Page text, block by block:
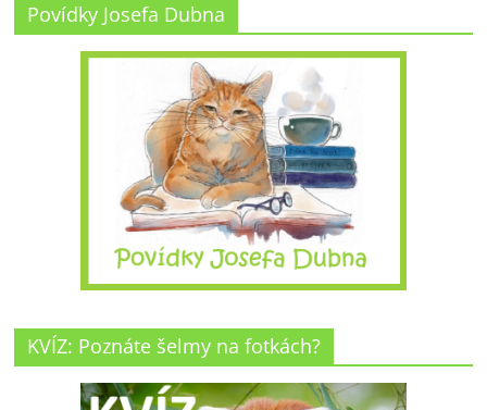
Povídky Josefa Dubna
KVÍZ: Poznáte šelmy na fotkách?